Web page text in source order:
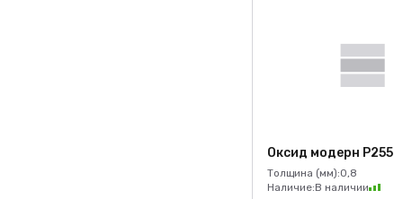
Оксид модерн Р255
Толщина (мм):0,8
Наличие:В наличии